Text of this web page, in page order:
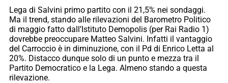
Lega di Salvini primo partito con il 21,5% nei sondaggi.
Ma il trend, stando alle rilevazioni del Barometro Politico
di maggio fatto dall’Istituto Demopolis (per Rai Radio 1)
dovrebbe preoccupare Matteo Salvini. Infatti il vantaggio
del Carroccio è in diminuzione, con il Pd di Enrico Letta al
20%. Distacco dunque solo di un punto e mezza tra il
Partito Democratico e la Lega. Almeno stando a questa
rilevazione.